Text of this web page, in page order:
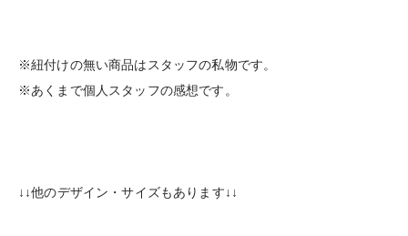
※紐付けの無い商品はスタッフの私物です。
※あくまで個人スタッフの感想です。
↓↓他のデザイン・サイズもあります↓↓